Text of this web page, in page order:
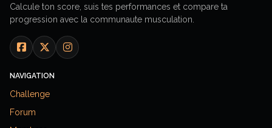
Calcule ton score, suis tes performances et compare ta
progression avec la communaute musculation.
NAVIGATION
Challenge
Forum